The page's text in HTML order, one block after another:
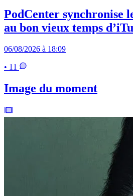
PodCenter synchronise
au bon vieux temps
06/08/2026 à 18:09
• 11
Image du moment